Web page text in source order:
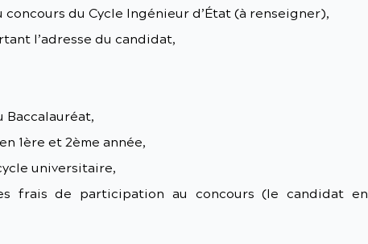
du Cycle Ingénieur d’État (à renseigner),
l’adresse du candidat,
Baccalauréat,
1ère et 2ème année,
universitaire,
frais de participation au concours (le candidat en